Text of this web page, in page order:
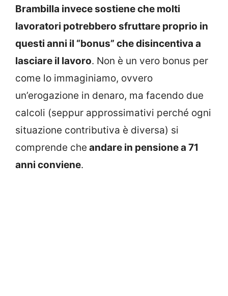
Brambilla invece sostiene che molti
lavoratori potrebbero sfruttare proprio in
questi anni il “bonus” che disincentiva a
lasciare il lavoro. Non è un vero bonus per
come lo immaginiamo, ovvero
un’erogazione in denaro, ma facendo due
calcoli (seppur approssimativi perché ogni
situazione contributiva è diversa) si
comprende che andare in pensione a 71
anni conviene.